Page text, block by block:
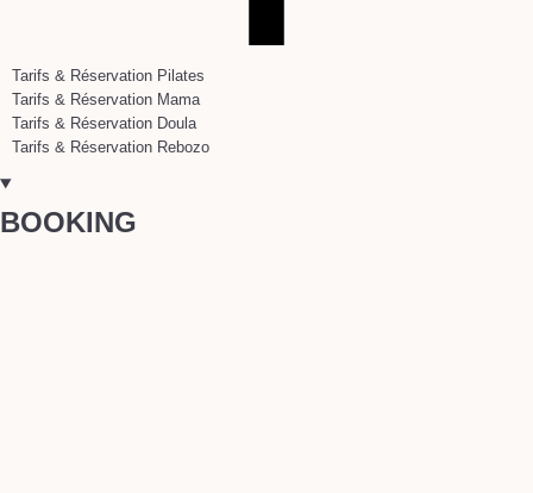
Tarifs & Réservation Pilates
Tarifs & Réservation Mama
Tarifs & Réservation Doula
Tarifs & Réservation Rebozo
BOOKING